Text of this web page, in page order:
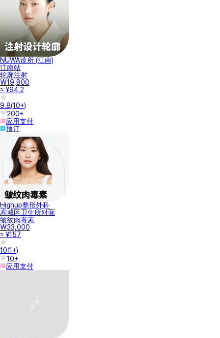
NUWA诊所 (江南)
江南站
轮廓注射
₩19,800
≈ ¥94.2
9.8(10+)
200+
应用支付
预订
Highup整形外科
寿城区卫生所对面
皱纹肉毒素
₩33,000
≈ ¥157
10(1+)
10+
应用支付